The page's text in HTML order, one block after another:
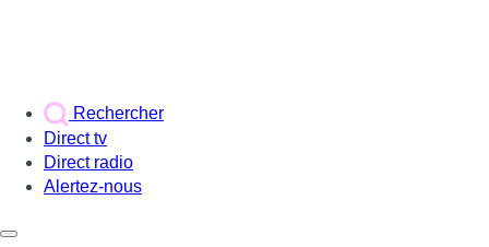
Rechercher
Direct tv
Direct radio
Alertez-nous